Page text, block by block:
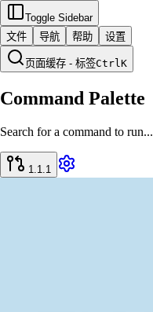
Toggle Sidebar
文件
导航 帮助 设置
页面缓存 - 标签CtrlK
Command Palette
Search for a command to run...
1.1.1